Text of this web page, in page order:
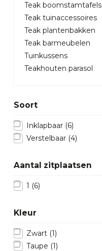
Teak boomstamtafels
Teak tuinaccessoires
Teak plantenbakken
Teak barmeubelen
Tuinkussens
Teakhouten parasol
Soort
Inklapbaar (6)
Verstelbaar (4)
Aantal zitplaatsen
1 (6)
Kleur
Zwart (1)
Taupe (1)